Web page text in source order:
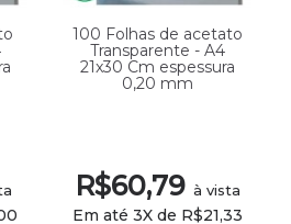
100 Folhas de acetato
Transparente - A4
21x30 Cm espessura
0,20 mm
R$60,79 à vista
Em até 3X de R$21,33